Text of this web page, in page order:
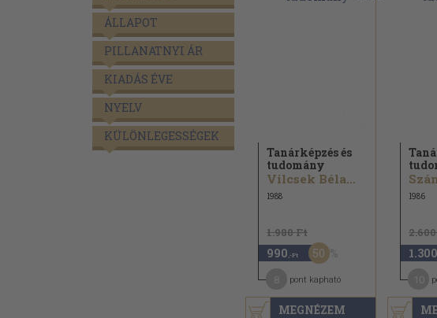
ÁLLAPOT
PILLANATNYI ÁR
KIADÁS ÉVE
NYELV
KÜLÖNLEGESSÉGEK
MEGNÉZEM
Tanárképzés és
tudomány
Vilcsek Béla...
1988
1.980 Ft
990 ,-Ft 50
pont kapható
1986
1.300